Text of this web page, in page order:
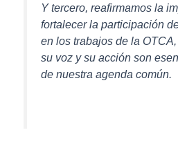
Y tercero, reafirmamos la
fortalecer la participación
en los trabajos de la
su voz y su acción son
de nuestra agenda común.